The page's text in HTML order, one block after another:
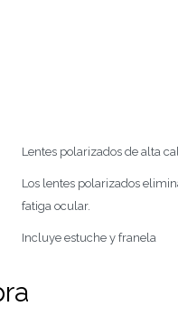
Lentes polarizados de alta
Los lentes polarizados
fatiga ocular.
Incluye estuche y franela